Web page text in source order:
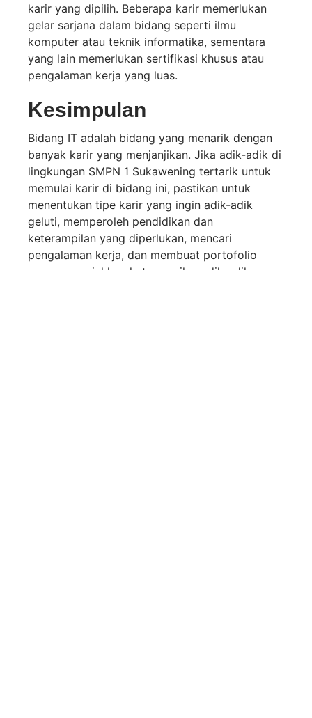
karir yang dipilih. Beberapa karir memerlukan
gelar sarjana dalam bidang seperti ilmu
komputer atau teknik informatika, sementara
yang lain memerlukan sertifikasi khusus atau
pengalaman kerja yang luas.
Kesimpulan
Bidang IT adalah bidang yang menarik dengan
banyak karir yang menjanjikan. Jika adik-adik di
lingkungan SMPN 1 Sukawening tertarik untuk
memulai karir di bidang ini, pastikan untuk
menentukan tipe karir yang ingin adik-adik
geluti, memperoleh pendidikan dan
keterampilan yang diperlukan, mencari
pengalaman kerja, dan membuat portofolio
yang menunjukkan keterampilan adik-adik.